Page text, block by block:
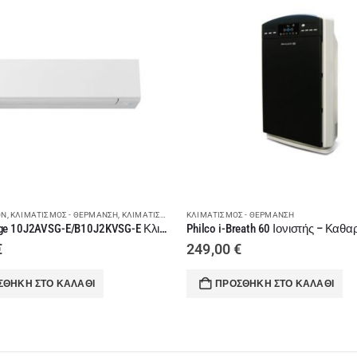
,ΚΛΙΜΑΤΙΣΜΌΣ - ΘΈΡΜΑΝΣΗ ΚΛΙΜΑΤΙΣΤΙΚΆ ΤΟΊΧΟΥ
Toshiba Edge 10J2AVSG-E/B10J2KVSG-E Κλιματιστικό 10.000BTU
ΣΤΟ ΚΑΛΆΘΙ
ΚΛΙΜΑΤΙΣΜΌΣ - ΘΈΡΜΑΝΣΗ
249,00€
ΠΡΟΣΘΉΚΗ ΣΤΟ ΚΑΛΆΘΙ